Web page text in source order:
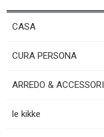
CASA
CURA PERSONA
ARREDO & ACCESSORI
le kikke